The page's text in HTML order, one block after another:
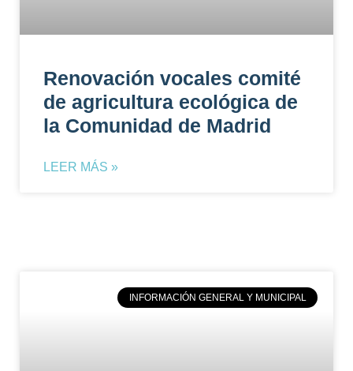
Renovación vocales comité
de agricultura ecológica de
la Comunidad de Madrid
LEER MÁS »
INFORMACIÓN GENERAL Y MUNICIPAL